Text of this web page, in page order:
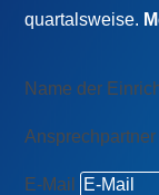
quartalsweise.
Name der
Ansprechpartner
E-Mail